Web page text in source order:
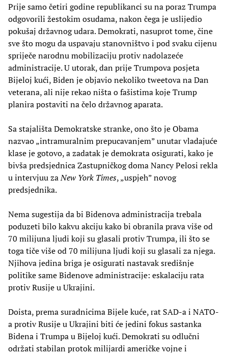
Prije samo četiri godine republikanci su na poraz Trumpa
odgovorili žestokim osudama, nakon čega je uslijedio
pokušaj državnog udara. Demokrati, nasuprot tome, čine
sve što mogu da uspavaju stanovništvo i pod svaku cijenu
spriječe narodnu mobilizaciju protiv nadolazeće
administracije. U utorak, dan prije Trumpova posjeta
Bijeloj kući, Biden je objavio nekoliko tweetova na Dan
veterana, ali nije rekao ništa o fašistima koje Trump
planira postaviti na čelo državnog aparata.
Sa stajališta Demokratske stranke, ono što je Obama
nazvao „intramuralnim prepucavanjem” unutar vladajuće
klase je gotovo, a zadatak je demokrata osigurati, kako je
bivša predsjednica Zastupničkog doma Nancy Pelosi rekla
u intervjuu zaNew York Times, „uspjeh” novog
predsjednika.
Nema sugestija da bi Bidenova administracija trebala
poduzeti bilo kakvu akciju kako bi obranila prava više od
70 milijuna ljudi koji su glasali protiv Trumpa, ili što se
toga tiče više od 70 milijuna ljudi koji su glasali za njega.
Njihova jedina briga je osigurati nastavak središnje
politike same Bidenove administracije: eskalaciju rata
protiv Rusije u Ukrajini.
Doista, prema suradnicima Bijele kuće, rat SAD-a i NATO-
a protiv Rusije u Ukrajini biti će jedini fokus sastanka
Bidena i Trumpa u Bijeloj kući. Demokrati su odlučni
održati stabilan protok milijardi američke vojne i